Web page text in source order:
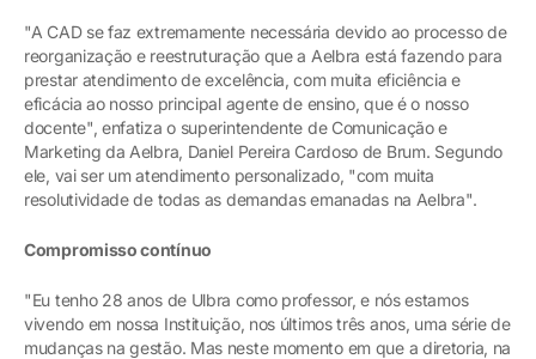
"A CAD se faz extremamente necessária devido ao processo de
reorganização e reestruturação que a Aelbra está fazendo para
prestar atendimento de excelência, com muita eficiência e
eficácia ao nosso principal agente de ensino, que é o nosso
docente", enfatiza o superintendente de Comunicação e
Marketing da Aelbra, Daniel Pereira Cardoso de Brum. Segundo
ele, vai ser um atendimento personalizado, "com muita
resolutividade de todas as demandas emanadas na Aelbra".
Compromisso contínuo
"Eu tenho 28 anos de Ulbra como professor, e nós estamos
vivendo em nossa Instituição, nos últimos três anos, uma série de
mudanças na gestão. Mas neste momento em que a diretoria, na